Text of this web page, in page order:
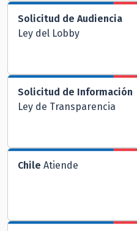
Solicitud de Audiencia
Ley del Lobby
Solicitud de Información
Ley de Transparencia
Chile Atiende